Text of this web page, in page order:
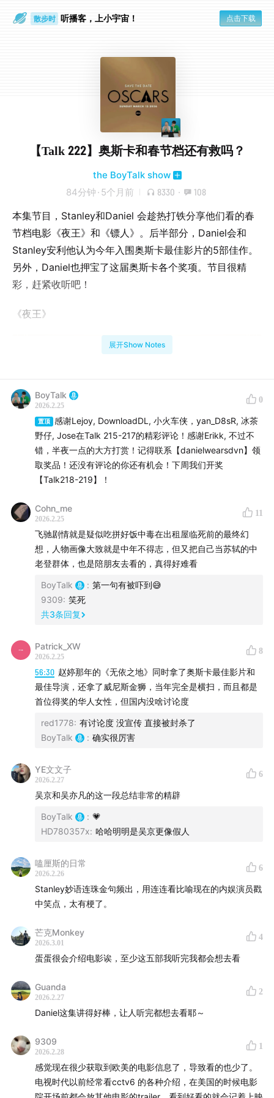
通勤路上 听播客，上小宇宙！ 点击下载
【Talk 222】奥斯卡和春节档还有救吗？
the BoyTalk show
84分钟 · 5个月前 8330 · 108
本集节目，Stanley和Daniel 会趁热打铁分享他们看的春
节档电影《夜王》和《镖人》。后半部分，Daniel会和
Stanley安利他认为今年入围奥斯卡最佳影片的5部佳作。
另外，Daniel也押宝了这届奥斯卡各个奖项。节目很精
彩，赶紧收听吧！
《夜王》
展开Show Notes
BoyTalk
2026.2.25
0
置顶
感谢Lejoy, DownloadDL, 小火车侠，yan_D8sR, 冰茶
野仔, Jose在Talk 215-217的精彩评论！感谢Erikk, 不过不
错，半夜一点的大方打赏！记得联系【danielwearsdvn】领
取奖品！还没有评论的你还有机会！下周我们开奖
【Talk218-219】！
Cohn_me
2026.2.25
11
飞驰剧情就是疑似吃拼好饭中毒在出租屋临死前的最终幻
想，人物画像大致就是中年不得志，但又把自己当苏轼的中
老登群体，也是陪朋友去看的，真得好难看
BoyTalk : 第一句有被吓到😅
9309: 笑死
共3条回复
Patrick_XW
2026.2.25
8
56:30 赵婷那年的《无依之地》同时拿了奥斯卡最佳影片和
最佳导演，还拿了威尼斯金狮，当年完全是横扫，而且都是
首位得奖的华人女性，但国内没啥讨论度
red1778: 有讨论度 没宣传 直接被封杀了
BoyTalk
: 确实很厉害
YE文文子
2026.2.27
6
吴京和吴亦凡的这一段总结非常的精辟
BoyTalk : 💗
HD780357x: 哈哈明明是吴京更像假人
嗑厘斯的日常
2026.2.26
6
Stanley妙语连珠金句频出，用连连看比喻现在的内娱演员戳
中笑点，太有梗了。
芒克Monkey
2026.3.01
4
蛋蛋很会介绍电影诶，至少这五部我听完我都会想去看
Guanda
2026.2.27
2
Daniel这集讲得好棒，让人听完都想去看耶～
9309
2026.2.28
1
感觉现在很少获取到欧美的电影信息了，导致看的也少了。
电视时代以前经常看cctv6 的各种介绍，在美国的时候电影